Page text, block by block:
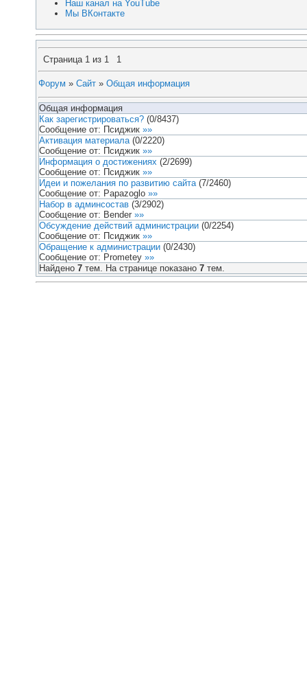
Наш канал на YouTube
Мы ВКонтакте
Страница 1 из 1 1
Форум » Сайт » Общая информация
Общая информация
Как зарегистрироваться? (0/8437)
Сообщение от: Псиджик »»
Активация материала (0/2220)
Сообщение от: Псиджик »»
Информация о достижениях (2/2699)
Сообщение от: Псиджик »»
Идеи и пожелания по развитию сайта (7/2460)
Сообщение от: Papazoglo »»
Набор в админсостав (3/2902)
Сообщение от: Bender »»
Обсуждение действий администрации (0/2254)
Сообщение от: Псиджик »»
Обращение к администрации (0/2430)
Сообщение от: Prometey »»
Найдено 7 тем. На странице показано 7 тем.